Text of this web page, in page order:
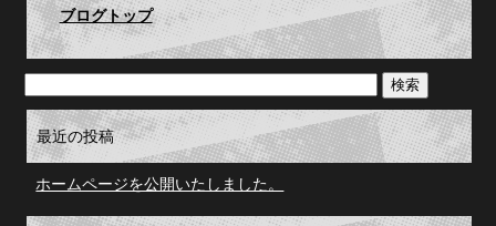
ブログトップ
最近の投稿
ホームページを公開いたしました。